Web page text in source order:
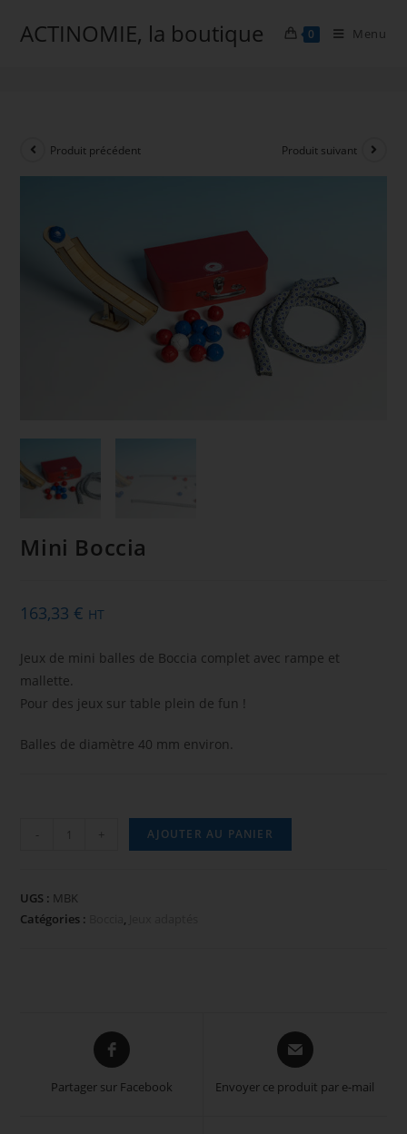
ACTINOMIE, la boutique 0 Menu
Mini Boccia
Produit précédent Produit suivant
Mini Boccia
163,33 € HT
Jeux de mini balles de Boccia complet avec rampe et
mallette.
Pour des jeux sur table plein de fun !
Balles de diamètre 40 mm environ.
- + AJOUTER AU PANIER
UGS : MBK
Catégories :
,
Partager sur Facebook Envoyer ce produit par e-mail